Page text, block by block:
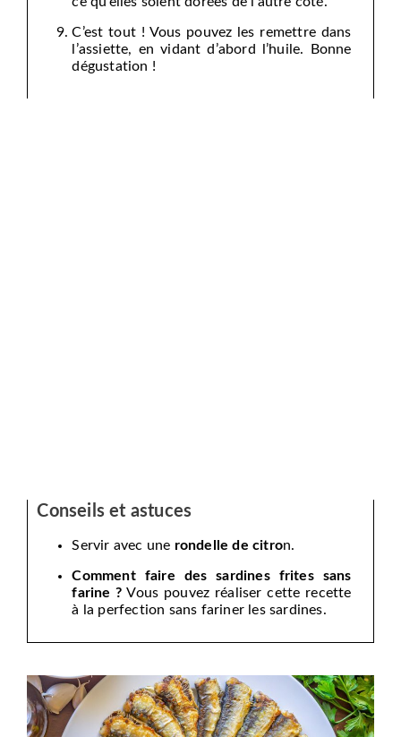
C’est tout ! Vous pouvez les remettre dans
l’assiette, en vidant d’abord l’huile. Bonne
dégustation !
Conseils et astuces
Servir avec une rondelle de citron.
Comment faire des sardines frites sans
farine ? Vous pouvez réaliser cette recette
à la perfection sans fariner les sardines.